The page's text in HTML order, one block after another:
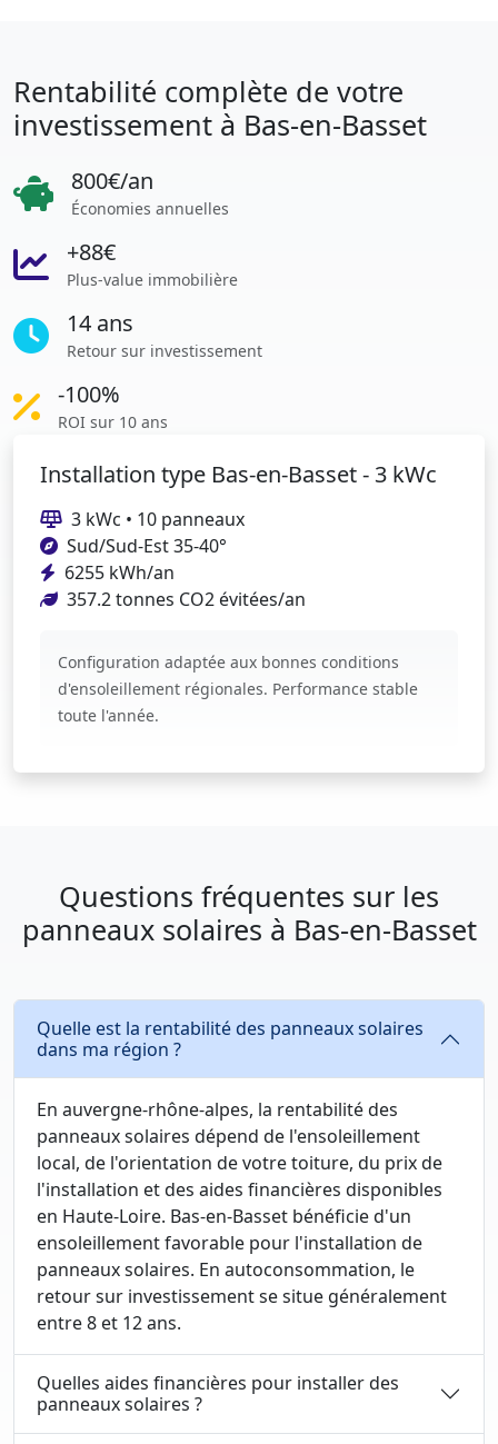
Rentabilité complète de votre
investissement à Bas-en-Basset
800€/an
Économies annuelles
+88€
Plus-value immobilière
14 ans
Retour sur investissement
-100%
ROI sur 10 ans
Installation type Bas-en-Basset - 3 kWc
3 kWc • 10 panneaux
Sud/Sud-Est 35-40°
6255 kWh/an
357.2 tonnes CO2 évitées/an
Configuration adaptée aux bonnes conditions
d'ensoleillement régionales. Performance stable
toute l'année.
Questions fréquentes sur les
panneaux solaires à Bas-en-Basset
Quelle est la rentabilité des panneaux solaires
dans ma région ?
En auvergne-rhône-alpes, la rentabilité des
panneaux solaires dépend de l'ensoleillement
local, de l'orientation de votre toiture, du prix de
l'installation et des aides financières disponibles
en Haute-Loire. Bas-en-Basset bénéficie d'un
ensoleillement favorable pour l'installation de
panneaux solaires. En autoconsommation, le
retour sur investissement se situe généralement
entre 8 et 12 ans.
Quelles aides financières pour installer des
panneaux solaires ?